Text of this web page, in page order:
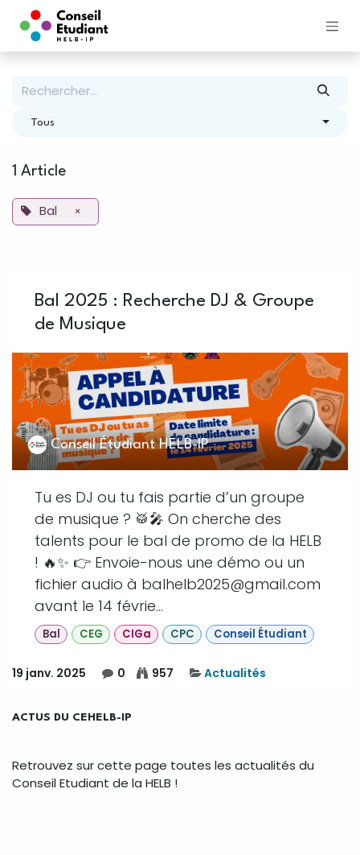
Se rendre au contenu
Tous
1 Article
Bal ×
Bal 2025 : Recherche DJ & Groupe
de Musique
Conseil Étudiant HELB-IP
Tu es DJ ou tu fais partie d’un groupe
de musique ? 🥁🎤 On cherche des
talents pour le bal de promo de la HELB
! 🔥✨ 👉 Envoie-nous une démo ou un
fichier audio à balhelb2025@gmail.com
avant le 14 févrie...
Bal CEG CIGa CPC Conseil Étudiant
19 janv. 2025 0 957 Actualités
ACTUS DU CEHELB-IP
Retrouvez sur cette page toutes les actualités du
Conseil Etudiant de la HELB !